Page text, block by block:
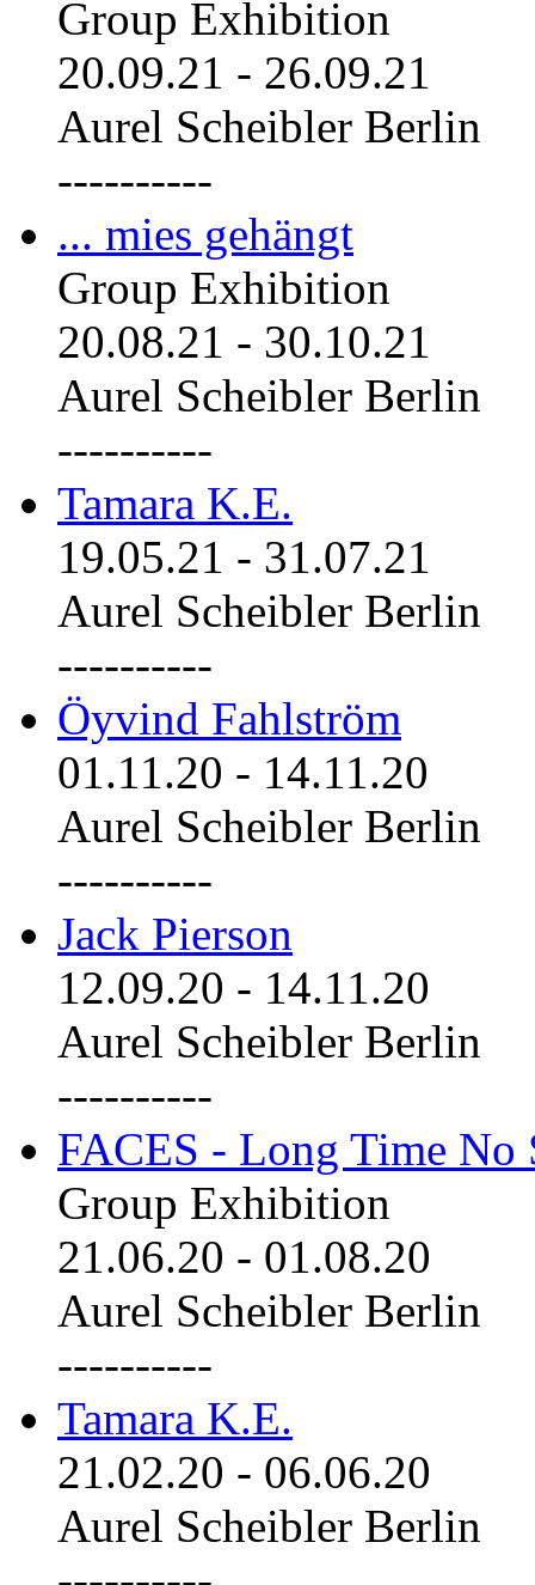
Group Exhibition
20.09.21 - 26.09.21
Aurel Scheibler Berlin
----------
... mies gehängt
Group Exhibition
20.08.21 - 30.10.21
Aurel Scheibler Berlin
----------
Tamara K.E.
19.05.21 - 31.07.21
Aurel Scheibler Berlin
----------
Öyvind Fahlström
01.11.20 - 14.11.20
Aurel Scheibler Berlin
----------
Jack Pierson
12.09.20 - 14.11.20
Aurel Scheibler Berlin
----------
FACES - Long Time No
Group Exhibition
21.06.20 - 01.08.20
Aurel Scheibler Berlin
----------
Tamara K.E.
21.02.20 - 06.06.20
Aurel Scheibler Berlin